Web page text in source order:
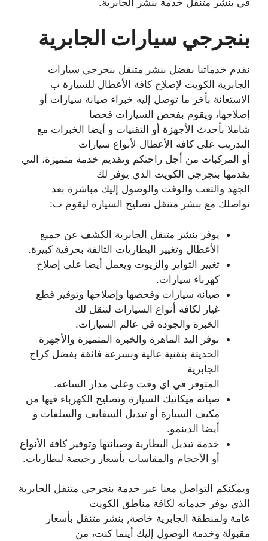
بنجرجي سيارات الجابرية
نقدم خدماتنا بفضل بنشر متنقل بنجرجي سيارات
الجابرية الكويت لإصلاح كافة الأعطال للسيارة ب
الاستعانة بأخر ما توصل إليه خبراء صيانة سيارات أو
إصلاحها، ويقوم بفحص السيارات فحصا
شاملا بأحدث الأجهزة أو التقنيات و أيضا الخبرات مع
التدريب على كافة الأعطال لأنواع سيارات
أو المركبات من أجل راحتكم وتقديم خدمة متميزة، التي
يقدمها بنجرجي الكويت الذي يوفر لك
الجهد والتعب والوقت والوصول إليك مباشرة بعد
تواصلك مع بنشر متنقل تصليح السيارة ليقوم ب:
يوفر بنشر متنقل الجابرية الكشف عن جميع
الأعطال وتغيير البطاريات التالفة بحرفية كبيرة.
تغيير التواير والزيوت ويعمل أيضا على إصلاح
كهرباء سيارات.
صيانة سيارات وفحصها وإصلاحها وتوفير قطع
غيار لكافة أنواع السيارات لننقل لك
الخبرة والجودة في عالم السيارات.
نوفر اليد الماهرة والخبرة المتميزة والأجهزة
الحديثة بتقنية عالية وبسرعة فائقة بفضل كراج
الجابرية
المتوفر في اي وقت وعلى مدار الساعة.
صيانة ميكانيك السيارة وتصليح الكهرباء فيها من
مكيف السيارة أو تبديل السفايف والسلفات و
أيضا الدينمو.
خدمة تبديل البطارية وصيانتها وتوفير كافة الأنواع
أو الأحجام والمقاسات بأسعار رخيصة لبطاريات.
ويمكنكم التواصل معنا عبر خدمة بنجرجي متنقل الجابرية
الذي يوفر خدماته لكافة مناطق الكويت
عامة ولمنطقة الجابرية خاصة, بنشر متنقل بأسعار
مقبولة وخدمة الوصول إليك أينما كنت، من